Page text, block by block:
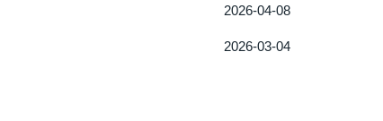
2026-04-08
2026-03-04